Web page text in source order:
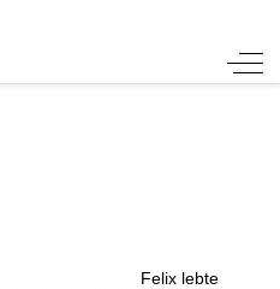
Off-
Felix lebte